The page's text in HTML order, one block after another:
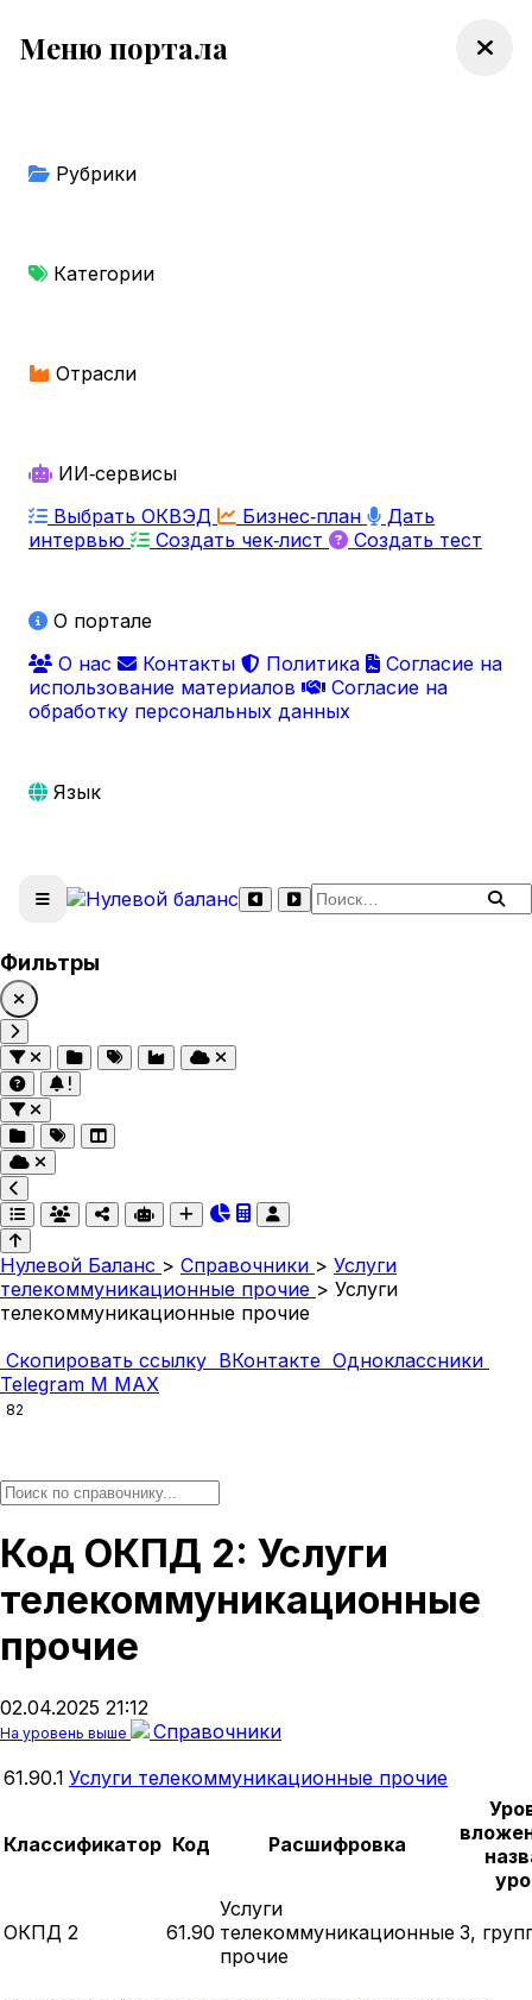
Меню портала
Рубрики
Категории
Отрасли
ИИ‑сервисы
Выбрать ОКВЭД
Бизнес‑план
Дать
интервью
Создать чек‑лист Создать тест
О портале
О нас
Контакты Политика
Согласие на
использование материалов
Согласие на
обработку персональных данных
Язык
Поиск по сайту
Фильтры
Нулевой Баланс > Справочники > Услуги
телекоммуникационные прочие > Услуги
телекоммуникационные прочие
Скопировать ссылку ВКонтакте Одноклассники
Telegram M MAX
82
Код ОКПД 2: Услуги
телекоммуникационные
прочие
02.04.2025 21:12
На уровень выше
Справочники
61.90.1 Услуги телекоммуникационные прочие
Классификатор Код Расшифровка
ОКПД 2 61.90
Услуги
телекоммуникационные
прочие
3,